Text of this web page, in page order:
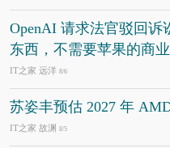
OpenAI 请求法官驳回诉
东西，不需要苹果的商
IT之家 远洋 8/6
苏姿丰预估 2027 年
IT之家 故渊 8/5